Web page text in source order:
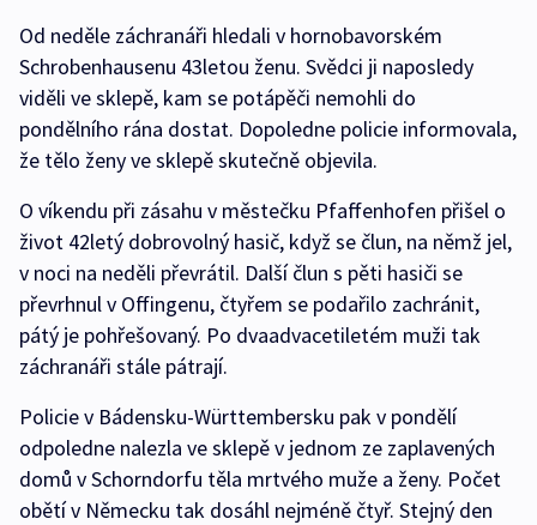
Od neděle záchranáři hledali v hornobavorském
Schrobenhausenu 43letou ženu. Svědci ji naposledy
viděli ve sklepě, kam se potápěči nemohli do
pondělního rána dostat. Dopoledne policie informovala,
že tělo ženy ve sklepě skutečně objevila.
O víkendu při zásahu v městečku Pfaffenhofen přišel o
život 42letý dobrovolný hasič, když se člun, na němž jel,
v noci na neděli převrátil. Další člun s pěti hasiči se
převrhnul v Offingenu, čtyřem se podařilo zachránit,
pátý je pohřešovaný. Po dvaadvacetiletém muži tak
záchranáři stále pátrají.
Policie v Bádensku-Württembersku pak v pondělí
odpoledne nalezla ve sklepě v jednom ze zaplavených
domů v Schorndorfu těla mrtvého muže a ženy. Počet
obětí v Německu tak dosáhl nejméně čtyř. Stejný den